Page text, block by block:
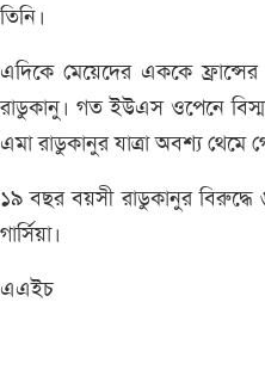
তিনি।
এদিকে মেয়েদের এককে ফ্রান্সের
রাডুকানু। গত ইউএস ওপেনে বিস্ময়
এমা রাডুকানুর যাত্রা অবশ্য থেমে
১৯ বছর বয়সী রাডুকানুর
গার্সিয়া।
এএইচ